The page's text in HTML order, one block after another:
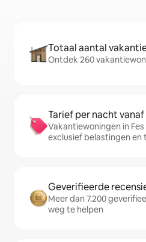
Totaal aantal
Ontdek 260
Tarief per nacht vanaf
Vakantiewoningen in
exclusief belastingen en
Geverifieerde
Meer dan 7.200
weg te helpen